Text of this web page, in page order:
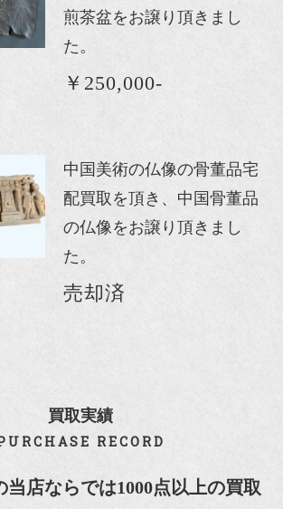
煎茶盆をお譲り頂きまし
た。
￥250,000-
中国美術の仏像の骨董品宅
配買取を頂き、中国骨董品
の仏像をお譲り頂きまし
た。
売却済
買取実績
RECORD
当店ならでは1000点以上の買取